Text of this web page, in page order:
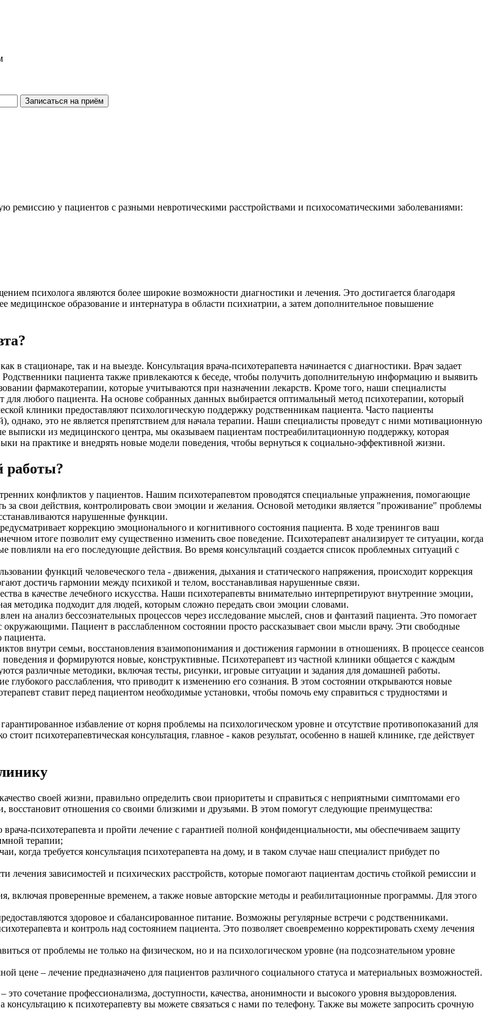
Записаться на приём
ремиссию у пациентов с разными невротическими расстройствами и психосоматическими заболеваниями:
психолога являются более широкие возможности диагностики и лечения. Это достигается благодаря
образование и интернатура в области психиатрии, а затем дополнительное повышение
в стационаре, так и на выезде. Консультация врача-психотерапевта начинается с диагностики. Врач задает
пациента также привлекаются к беседе, чтобы получить дополнительную информацию и выявить
фармакотерапии, которые учитываются при назначении лекарств. Кроме того, наши специалисты
для любого пациента. На основе собранных данных выбирается оптимальный метод психотерапии, который
клиники предоставляют психологическую поддержку родственникам пациента. Часто пациенты
однако, это не является препятствием для начала терапии. Наши специалисты проведут с ними мотивационную
выписки из медицинского центра, мы оказываем пациентам постреабилитационную поддержку, которая
на практике и внедрять новые модели поведения, чтобы вернуться к социально-эффективной жизни.
работы?
конфликтов у пациентов. Нашим психотерапевтом проводятся специальные упражнения, помогающие
за свои действия, контролировать свои эмоции и желания. Основой методики является "проживание" проблемы
нарушенные функции.
коррекцию эмоционального и когнитивного состояния пациента. В ходе тренингов ваш
итоге позволит ему существенно изменить свое поведение. Психотерапевт анализирует те ситуации, когда
на его последующие действия. Во время консультаций создается список проблемных ситуаций с
функций человеческого тела - движения, дыхания и статического напряжения, происходит коррекция
достичь гармонии между психикой и телом, восстанавливая нарушенные связи.
в качестве лечебного искусства. Наши психотерапевты внимательно интерпретируют внутренние эмоции,
методика подходит для людей, которым сложно передать свои эмоции словами.
на анализ бессознательных процессов через исследование мыслей, снов и фантазий пациента. Это помогает
Пациент в расслабленном состоянии просто рассказывает свои мысли врачу. Эти свободные
пациента.
внутри семьи, восстановления взаимопонимания и достижения гармонии в отношениях. В процессе сеансов
и формируются новые, конструктивные. Психотерапевт из частной клиники общается с каждым
различные методики, включая тесты, рисунки, игровые ситуации и задания для домашней работы.
глубокого расслабления, что приводит к изменению его сознания. В этом состоянии открываются новые
ставит перед пациентом необходимые установки, чтобы помочь ему справиться с трудностями и
избавление от корня проблемы на психологическом уровне и отсутствие противопоказаний для
психотерапевтическая консультация, главное - каков результат, особенно в нашей клинике, где действует
своей жизни, правильно определить свои приоритеты и справиться с неприятными симптомами его
восстановит отношения со своими близкими и друзьями. В этом помогут следующие преимущества:
психотерапевта и пройти лечение с гарантией полной конфиденциальности, мы обеспечиваем защиту
терапии;
когда требуется консультация психотерапевта на дому, и в таком случае наш специалист прибудет по
зависимостей и психических расстройств, которые помогают пациентам достичь стойкой ремиссии и
проверенные временем, а также новые авторские методы и реабилитационные программы. Для этого
здоровое и сбалансированное питание. Возможны регулярные встречи с родственниками.
и контроль над состоянием пациента. Это позволяет своевременно корректировать схему лечения
от проблемы не только на физическом, но и на психологическом уровне (на подсознательном уровне
цене – лечение предназначено для пациентов различного социального статуса и материальных возможностей.
сочетание профессионализма, доступности, качества, анонимности и высокого уровня выздоровления.
к психотерапевту вы можете связаться с нами по телефону. Также вы можете запросить срочную